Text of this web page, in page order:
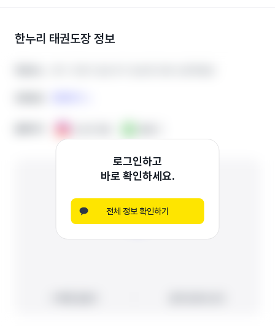
한누리 태권도장 정보
로그인하고
바로 확인하세요.
전체 정보 확인하기